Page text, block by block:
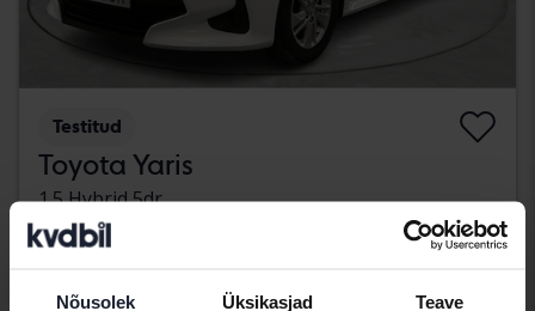
Nõusolek Üksikasjad Teave
Testitud
Toyota Yaris
1.5 Hybrid 5dr
2021
144 140 km
Bromölla
Juhtiv pakkumine: 70 500 SEK